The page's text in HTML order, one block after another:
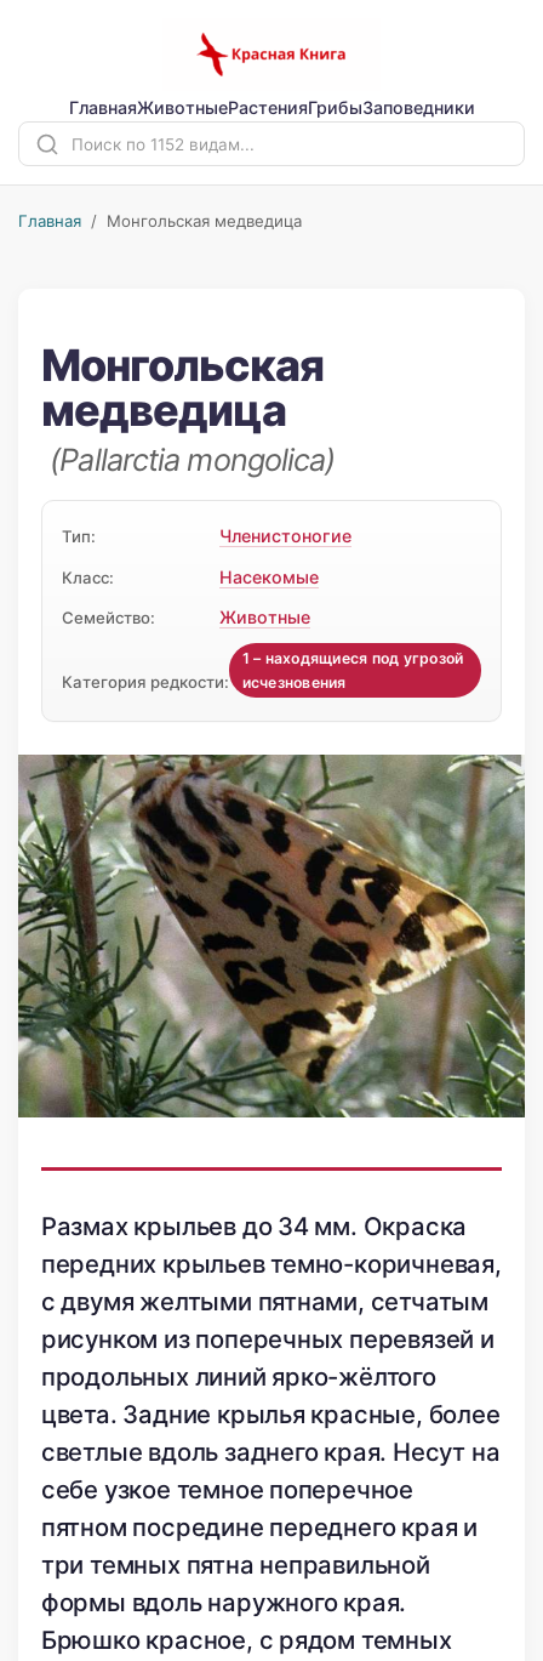
ГлавнаяЖивотныеРастенияГрибыЗаповедники
Главная / Монгольская медведица
Монгольская
медведица
(Pallarctia mongolica)
Тип: Членистоногие
Класс: Насекомые
Семейство: Животные
Категория редкости:
1 – находящиеся под угрозой
исчезновения
Размах крыльев до 34 мм. Окраска
передних крыльев темно-коричневая,
с двумя желтыми пятнами, сетчатым
рисунком из поперечных перевязей и
продольных линий ярко-жёлтого
цвета. Задние крылья красные, более
светлые вдоль заднего края. Несут на
себе узкое темное поперечное
пятном посредине переднего края и
три темных пятна неправильной
формы вдоль наружного края.
Брюшко красное, с рядом темных